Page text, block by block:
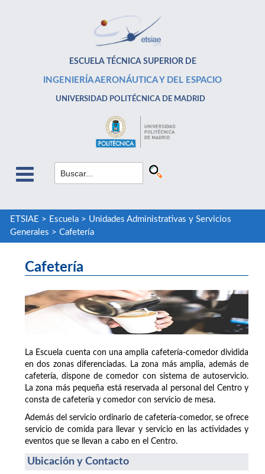
ESCUELA TÉCNICA SUPERIOR DE
INGENIERÍA AERONÁUTICA Y DEL ESPACIO
UNIVERSIDAD POLITÉCNICA DE MADRID
ETSIAE > Escuela> Unidades Administrativas y Servicios
Generales > Cafetería
Cafetería
La Escuela cuenta con una amplia cafetería-comedor dividida
en dos zonas diferenciadas. La zona más amplia, además de
cafetería, dispone de comedor con sistema de autoservicio.
La zona más pequeña está reservada al personal del Centro y
consta de cafetería y comedor con servicio de mesa.
Además del servicio ordinario de cafetería-comedor, se ofrece
servicio de comida para llevar y servicio en las actividades y
eventos que se llevan a cabo en el Centro.
Ubicación y Contacto